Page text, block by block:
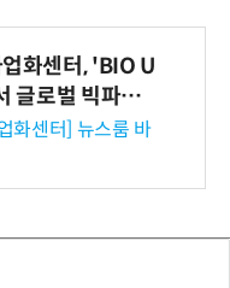
화센터, 'BIO U
글로벌 빅파마
스 미팅 지원…K
진출 교두보 확
화센터] 뉴스룸 바